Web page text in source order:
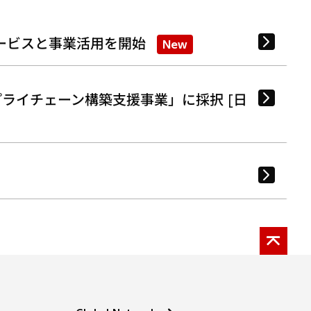
ビスと事業活用を開始 New
イチェーン構築支援事業」に採択 [日